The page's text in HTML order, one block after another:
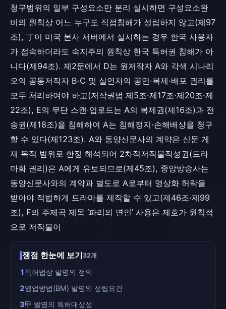
청구범위의 일부 구성요소만 분리 실시하면 구성요소완
비의 원칙상 어느 누구도 직접침해가 성립하지 않고(제97
조), 丁이 미국 본사 서버에서 실시하는 경우 한국 사용자
가 접속하더라도 속지주의 원칙상 한국 특허권 침해가 아
니다(제94조). 제2문에서 D는 원저작자 A와 각색 시나리
오의 공동저작자 B·C 및 실연자의 공연·복제·배포 권리를
모두 처리하여야 하고(저작권법 제5조·제17조·제20조·제
22조), E의 무단 스캔·업로드는 A의 복제권(제16조)과 전
송권(제18조)을 침해하여 A는 침해정지·손해배상을 청구
할 수 있다(제123조). A와 동양신문사의 계약은 신문 게
재 목적 범위로 한정 해석되어 2차적저작물작성권(드라
마화 권리)은 A에게 유보되므로(제45조), 중앙방송사는
동양신문사와의 계약과 별도로 A로부터 영상화 허락을
받아야 적법하게 드라마를 제작할 수 있고(제46조·제99
조), F의 주제곡 제목 ‘파리의 연인’ 사용은 제호가 원칙적
으로 저작물이
쟁점 한눈에 보기32개
1특허법상 발명의 정의
2영업방법(BM) 발명의 성립요건
3甲 발명의 특허대상성